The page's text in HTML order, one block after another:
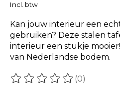
Incl. btw
Kan jouw interieur een
gebruiken? Deze stalen
interieur een stukje
van Nederlandse bodem.
De beoordeling van dit
(0)